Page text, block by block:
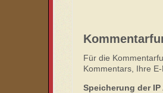
Für die
Kommentars, Ihre
Speicherung der IP